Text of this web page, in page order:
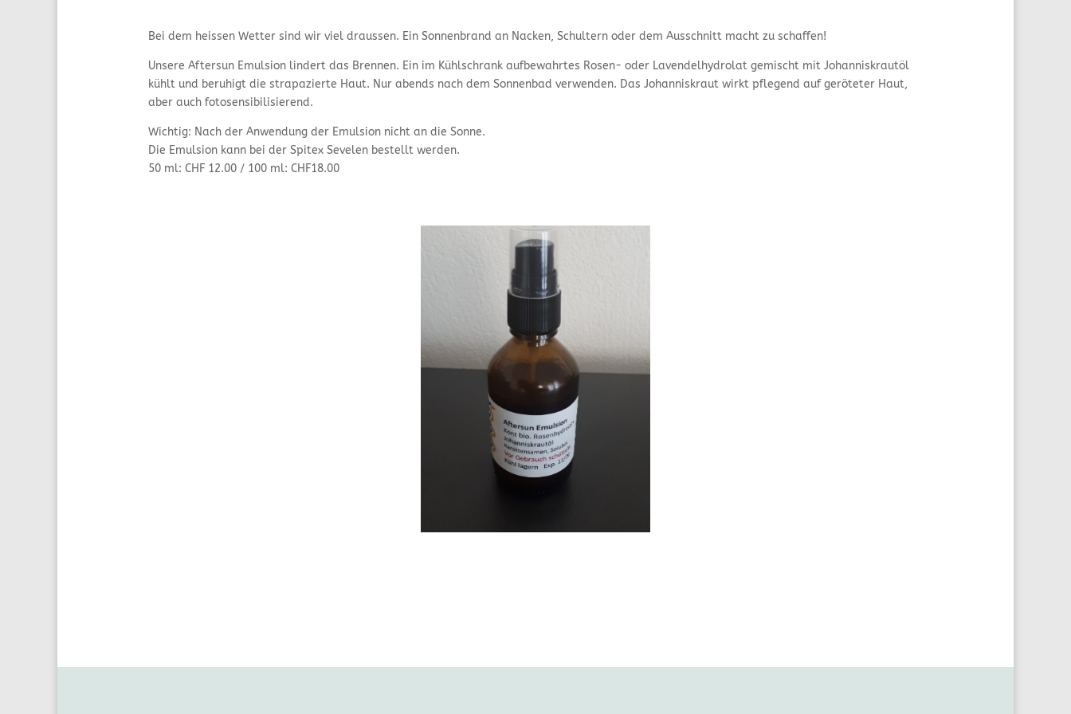
Bei dem heissen Wetter sind wir viel draussen. Ein Sonnenbrand an Nacken, Schultern oder dem Ausschnitt macht zu schaffen!
Unsere Aftersun Emulsion lindert das Brennen. Ein im Kühlschrank aufbewahrtes Rosen- oder Lavendelhydrolat gemischt mit Johanniskrautöl
kühlt und beruhigt die strapazierte Haut. Nur abends nach dem Sonnenbad verwenden. Das Johanniskraut wirkt pflegend auf geröteter Haut,
aber auch fotosensibilisierend.
Wichtig: Nach der Anwendung der Emulsion nicht an die Sonne.
Die Emulsion kann bei der Spitex Sevelen bestellt werden.
50 ml: CHF 12.00 / 100 ml: CHF18.00